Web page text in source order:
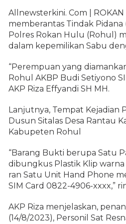
m
l
i
S
a
b
3
,
2
r
a
m
,
i
t
Allnewsterkini. Com |
memberantas Tindak Pidana
Polres Rokan Hulu (Rohul)
dalam kepemilikan Sabu
“Perempuan yang
Rohul AKBP Budi Setiyono
AKP Riza Effyandi SH MH.
Lanjutnya, Tempat Kejadian
Dusun Sitalas Desa Rantau
Kabupeten Rohul
“Barang Bukti berupa Satu
dibungkus Plastik Klip
ran Satu Unit Hand Phone
SIM Card 0822-4906-xxxx,”
AKP Riza menjelaskan,
(14/8/2023), Personil Sat